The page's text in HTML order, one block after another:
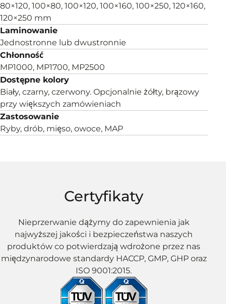
80×120, 100×80, 100×120, 100×160, 100×250, 120×160,
120×250 mm
Laminowanie
Jednostronne lub dwustronnie
Chłonność
MP1000, MP1700, MP2500
Dostępne kolory
Biały, czarny, czerwony. Opcjonalnie żółty, brązowy
przy większych zamówieniach
Zastosowanie
Ryby, drób, mięso, owoce, MAP
Certyfikaty
Nieprzerwanie dążymy do zapewnienia jak
najwyższej jakości i bezpieczeństwa naszych
produktów co potwierdzają wdrożone przez nas
międzynarodowe standardy HACCP, GMP, GHP oraz
ISO 9001:2015.